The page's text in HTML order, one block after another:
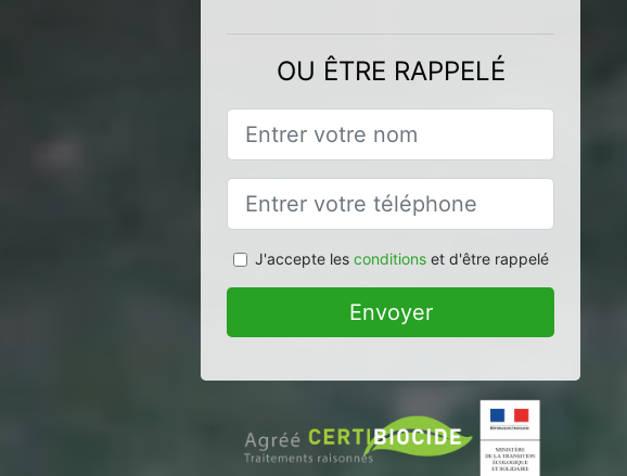
OU ÊTRE RAPPELÉ
J'accepte les conditionset d'être rappelé
Envoyer